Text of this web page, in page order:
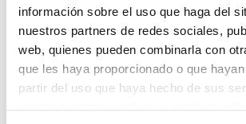
información sobre el uso que haga del
nuestros partners de redes sociales,
web, quienes pueden combinarla con
que les haya proporcionado o que
partir del uso que haya hecho de sus